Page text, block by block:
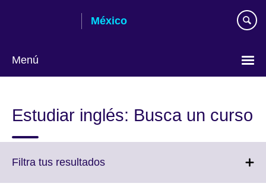
México
Menú
language
Estudiar inglés: Busca un curso
Filtra tus resultadosClick